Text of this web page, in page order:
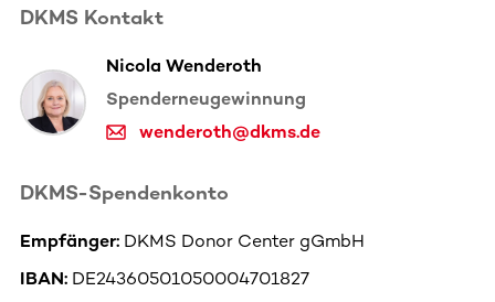
DKMS Kontakt
Nicola Wenderoth
Spenderneugewinnung
wenderoth@dkms.de
DKMS-Spendenkonto
Empfänger: DKMS Donor Center gGmbH
IBAN: DE24360501050004701827